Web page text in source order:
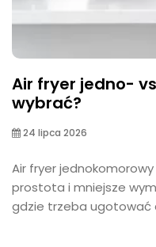
Air fryer jedno-
wybrać?
24 lipca 2026
Air fryer
prostota i mniejsze
gdzie trzeba ugotować